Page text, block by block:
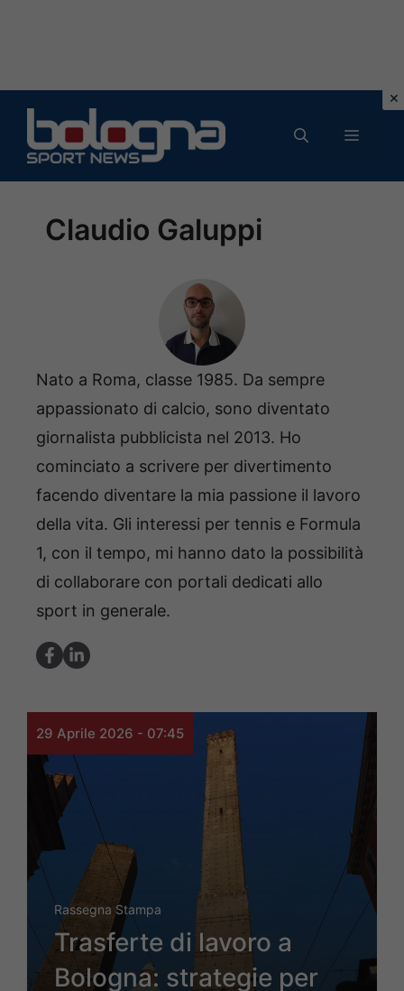
contenuto
MENU
Claudio Galuppi
Nato a Roma, classe 1985. Da sempre
appassionato di calcio, sono diventato
giornalista pubblicista nel 2013. Ho
cominciato a scrivere per divertimento
facendo diventare la mia passione il lavoro
della vita. Gli interessi per tennis e Formula
1, con il tempo, mi hanno dato la possibilità
di collaborare con portali dedicati allo
sport in generale.
29 Aprile 2026 - 07:45
Rassegna Stampa
Trasferte di lavoro a
Bologna: strategie per